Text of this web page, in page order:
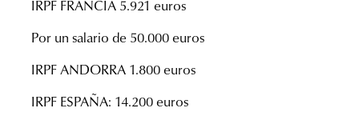
IRPF FRANCIA 5.921 euros
Por un salario de 50.000 euros
IRPF ANDORRA 1.800 euros
IRPF ESPAÑA: 14.200 euros